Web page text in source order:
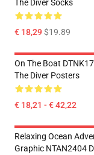
The Diver Socks
€ 18,29$19.89
On The Boat
The Diver Posters
€ 18,21 - € 42,22
Relaxing Ocean
Graphic NTAN2404